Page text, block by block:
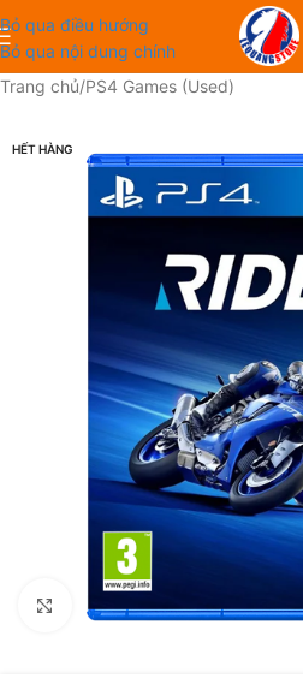
Bỏ qua điều hướng
Bỏ qua nội dung chính
Trang chủ/PS4 Games (Used)
HẾT HÀNG
Nhấp để phóng to